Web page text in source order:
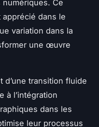
numériques. Ce
dans le
variation dans la
une œuvre
transition fluide
à l’intégration
dans les
leur processus